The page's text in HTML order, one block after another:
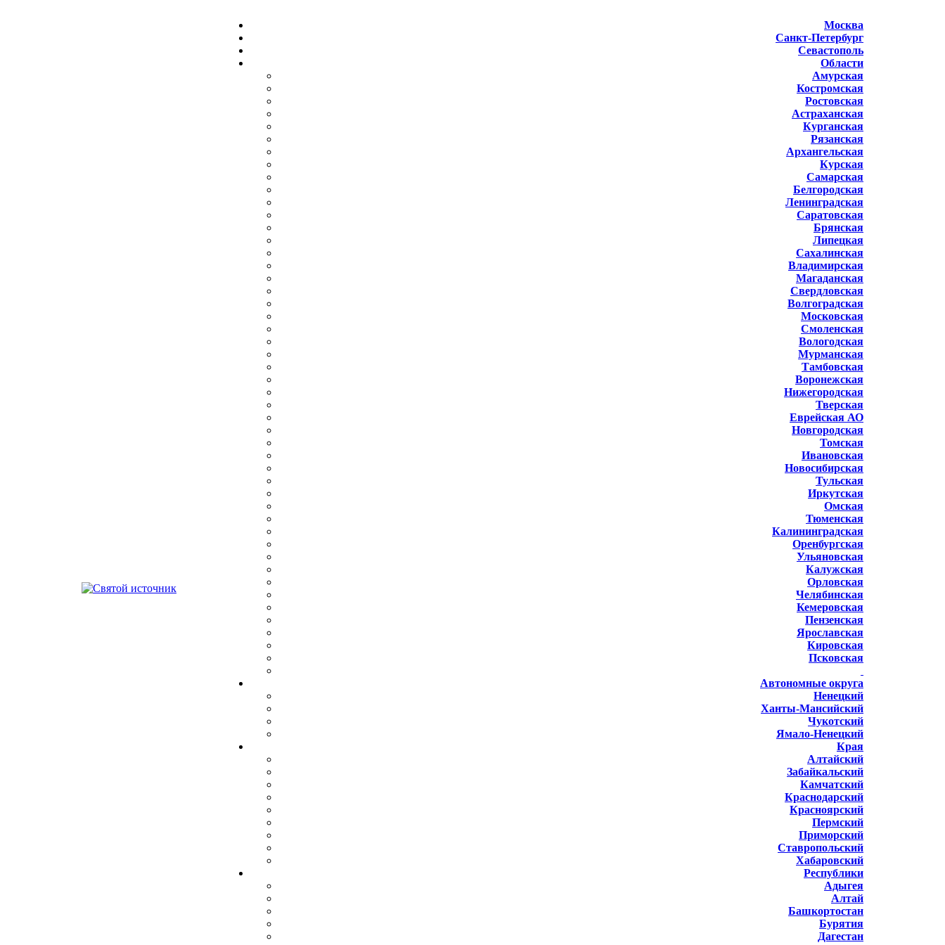
Москва
Санкт-Петербург
Севастополь
Области
Амурская
Костромская
Ростовская
Астраханская
Курганская
Рязанская
Архангельская
Курская
Самарская
Белгородская
Ленинградская
Саратовская
Брянская
Липецкая
Сахалинская
Владимирская
Магаданская
Свердловская
Волгоградская
Московская
Смоленская
Вологодская
Мурманская
Тамбовская
Воронежская
Нижегородская
Тверская
Еврейская АО
Новгородская
Томская
Ивановская
Новосибирская
Тульская
Иркутская
Омская
Тюменская
Калининградская
Оренбургская
Ульяновская
Калужская
Орловская
Челябинская
Кемеровская
Пензенская
Ярославская
Кировская
Псковская
Автономные округа
Ненецкий
Ханты-Мансийский
Чукотский
Ямало-Ненецкий
Края
Алтайский
Забайкальский
Камчатский
Краснодарский
Красноярский
Пермский
Приморский
Ставропольский
Хабаровский
Республики
Адыгея
Алтай
Башкортостан
Бурятия
Дагестан